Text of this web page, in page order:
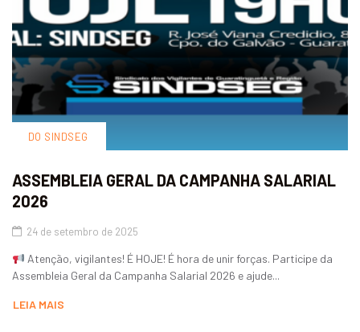
DO SINDSEG
ASSEMBLEIA GERAL DA CAMPANHA SALARIAL
2026
24 de setembro de 2025
Atenção, vigilantes! É HOJE! É hora de unir forças. Participe da
Assembleia Geral da Campanha Salarial 2026 e ajude...
LEIA MAIS